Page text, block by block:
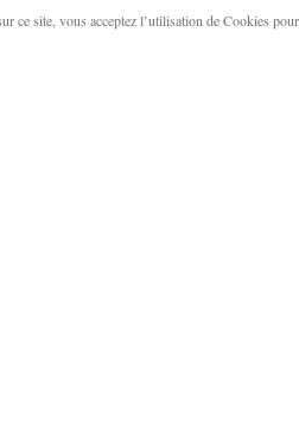
ce site, vous acceptez l’utilisation de Cookies